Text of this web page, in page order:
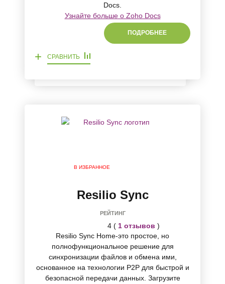
Docs.
Узнайте больше о Zoho Docs
ПОДРОБНЕЕ
+ СРАВНИТЬ
В ИЗБРАННОЕ
Resilio Sync
РЕЙТИНГ
4 ( 1 отзывов )
Resilio Sync Home-это простое, но
полнофункциональное решение для
синхронизации файлов и обмена ими,
основанное на технологии P2P для быстрой и
безопасной передачи данных. Загрузите